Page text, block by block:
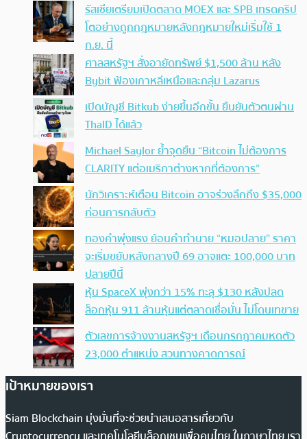
รัสเซียเตรียมเปิดตลาด MOEX และ SPB เทรดคริป
โตอย่างถูกกฎหมายหลังกฎหมายใหม่เริ่มใช้ 1
ก.ย. นี้
ศาลสหรัฐฯ สั่งอายัดทรัพย์ $1,500 ล้าน หลัง
Bybit ฟ้องเกาหลีเหนือและกลุ่ม Lazarus
เปิดบัญชี Bitkub ง่ายขึ้นอีกขั้น ยืนยันตัวตนผ่าน
ThaID ได้แล้ว
Michael Saylor ย้ำจุดยืน “Bitcoin ไม่ต้องการ
CLARITY แต่อเมริกาต่างหากที่ต้องการ”
นักวิเคราะห์เตือน Bitcoin อาจร่วงลึกถึง $35,000
ก่อนการกลับตัว
ทองคำพุ่งแรง ย้อนคำทำนาย “หมอปลาย” ราคา
จะเริ่มขยับหลังกลางปี 69 อาจแตะ 100,000 บาท
ปลายปีนี้
หุ้น SpaceX พุ่งกว่า 15% ทะลุ $130 หลังปลด
ล็อกหุ้น 911 ล้านหุ้นแต่ตลาดเชื่อมั่น ไม่โดนเทขาย
ตัวเลขการจ้างงานสหรัฐฯ เดือนกรกฎาคมหดตัว
23,000 ตำแหน่ง สวนทางคาดการณ์
เป้าหมายของเรา
Siam Blockchain มุ่งมั่นที่จะช่วยนำเสนอสารเกี่ยวกับ